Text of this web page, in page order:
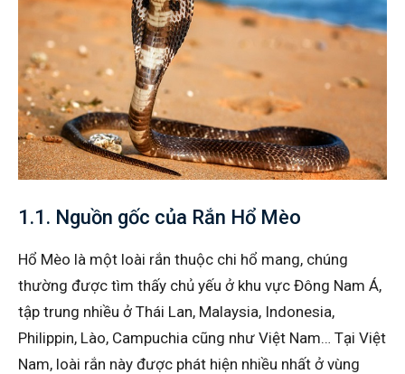
1.1. Nguồn gốc của Rắn Hổ Mèo
Hổ Mèo là một loài rắn thuộc chi hổ mang, chúng
thường được tìm thấy chủ yếu ở khu vực Đông Nam Á,
tập trung nhiều ở Thái Lan, Malaysia, Indonesia,
Philippin, Lào, Campuchia cũng như Việt Nam… Tại Việt
Nam, loài rắn này được phát hiện nhiều nhất ở vùng